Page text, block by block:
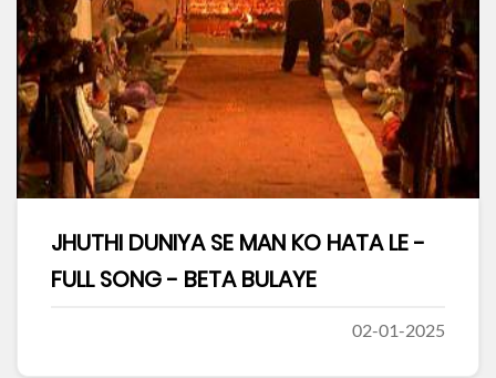
JHUTHI DUNIYA SE MAN KO HATA LE -
FULL SONG - BETA BULAYE
02-01-2025